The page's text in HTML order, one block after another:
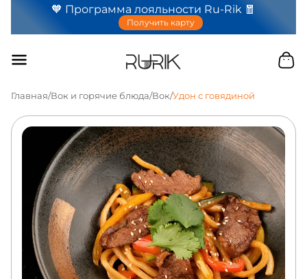
🧡 Программа лояльности Ru-Rik 🧧
Получить карту
Главная/Вок и горячие блюда/Вок/Удон с говядиной